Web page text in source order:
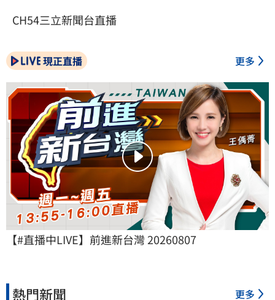
CH54三立新聞台直播
現正直播 更多
【#直播中LIVE】前進新台灣 20260807
熱門新聞 更多